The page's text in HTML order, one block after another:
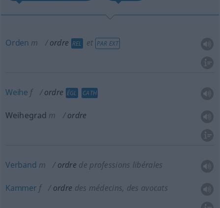
Orden m ordre REL et PAR EXT
Weihe f ordre ÉGL CATH
Weihegrad m ordre
Verband m ordre de professions libérales
Kammer f ordre des médecins, des avocats